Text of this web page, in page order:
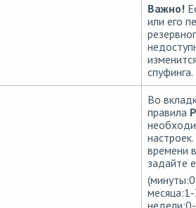
Важно!
или его
спуфинга.
Во
правила
времени
задайте